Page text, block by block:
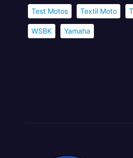
Test Motos Textil Moto
WSBK Yamaha